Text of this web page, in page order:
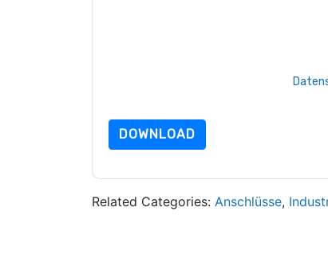
DOWNLOAD
Related Categories: Anschlüsse,